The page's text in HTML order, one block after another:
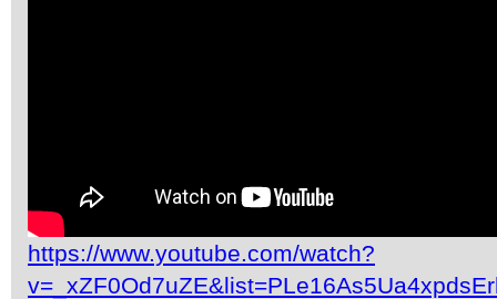
https://www.youtube.com/watch?